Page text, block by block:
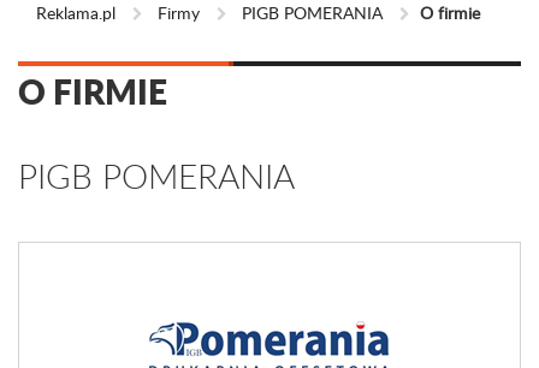
Reklama.pl Firmy PIGB POMERANIA O firmie
O FIRMIE
PIGB POMERANIA